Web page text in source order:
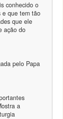
conhecido o
e que tem tão
que ele
ação do
pelo Papa
a